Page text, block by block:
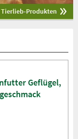
Tierlieb-Produkten
Geflügel,